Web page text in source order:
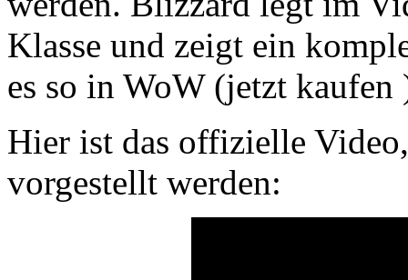
Klasse und zeigt ein
es so in WoW(jetzt kaufen
Hier ist das offizielle
vorgestellt werden: